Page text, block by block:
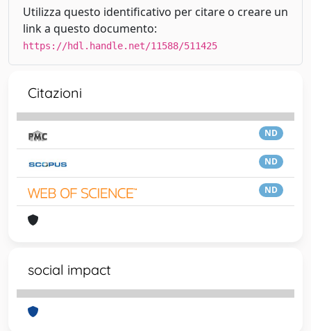
Utilizza questo identificativo per citare o creare un
link a questo documento:
https://hdl.handle.net/11588/511425
Citazioni
ND
ND
ND
social impact